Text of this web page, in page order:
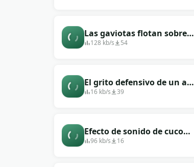
Las gaviotas flotan sobre
las olas.
128 kb/s 54
El grito defensivo de un ave
de rapiña.
16 kb/s 39
Efecto de sonido de cuco
fresco y único.
96 kb/s 16